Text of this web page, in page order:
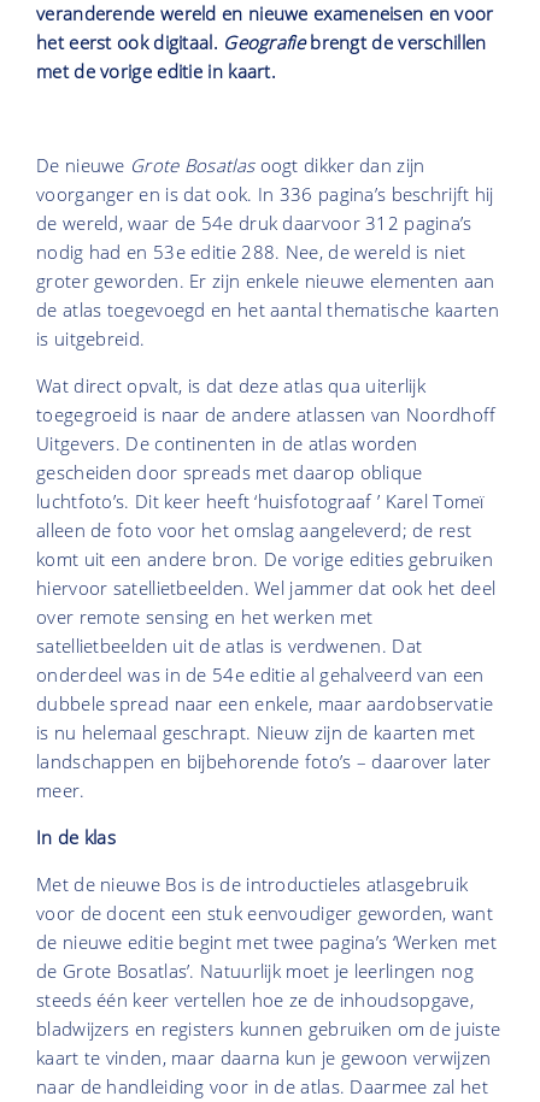
veranderende wereld en nieuwe exameneisen en voor
het eerst ook digitaal. Geografiebrengt de verschillen
met de vorige editie in kaart.
De nieuwe Grote Bosatlasoogt dikker dan zijn
voorganger en is dat ook. In 336 pagina’s beschrijft hij
de wereld, waar de 54e druk daarvoor 312 pagina’s
nodig had en 53e editie 288. Nee, de wereld is niet
groter geworden. Er zijn enkele nieuwe elementen aan
de atlas toegevoegd en het aantal thematische kaarten
is uitgebreid.
Wat direct opvalt, is dat deze atlas qua uiterlijk
toegegroeid is naar de andere atlassen van Noordhoff
Uitgevers. De continenten in de atlas worden
gescheiden door spreads met daarop oblique
luchtfoto’s. Dit keer heeft ‘huisfotograaf ’ Karel Tomeï
alleen de foto voor het omslag aangeleverd; de rest
komt uit een andere bron. De vorige edities gebruiken
hiervoor satellietbeelden. Wel jammer dat ook het deel
over remote sensing en het werken met
satellietbeelden uit de atlas is verdwenen. Dat
onderdeel was in de 54e editie al gehalveerd van een
dubbele spread naar een enkele, maar aardobservatie
is nu helemaal geschrapt. Nieuw zijn de kaarten met
landschappen en bijbehorende foto’s – daarover later
meer.
In de klas
Met de nieuwe Bos is de introductieles atlasgebruik
voor de docent een stuk eenvoudiger geworden, want
de nieuwe editie begint met twee pagina’s ‘Werken met
de Grote Bosatlas’. Natuurlijk moet je leerlingen nog
steeds één keer vertellen hoe ze de inhoudsopgave,
bladwijzers en registers kunnen gebruiken om de juiste
kaart te vinden, maar daarna kun je gewoon verwijzen
naar de handleiding voor in de atlas. Daarmee zal het